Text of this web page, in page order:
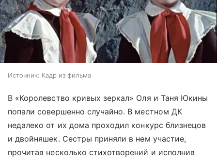
Источник: Кадр из фильма
В «Королевство кривых зеркал» Оля и Таня Юкины
попали совершенно случайно. В местном ДК
недалеко от их дома проходил конкурс близнецов
и двойняшек. Сестры приняли в нем участие,
прочитав несколько стихотворений и исполнив